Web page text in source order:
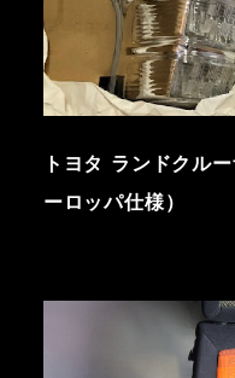
トヨタ ランドクル
ーロッパ仕様）